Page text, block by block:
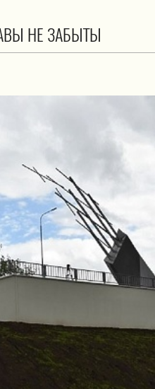
НЕ ЗАБЫТЫ